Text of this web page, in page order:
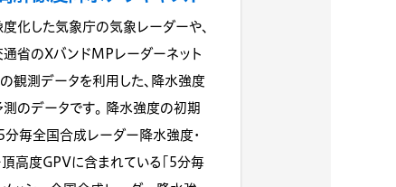
化した気象庁の気象レーダーや、
通省のXバンドMPレーダーネット
観測データを利用した、降水強度
のデータです。 降水強度の初期
分毎全国合成レーダー降水強度・
高度GPVに含まれている「5分毎